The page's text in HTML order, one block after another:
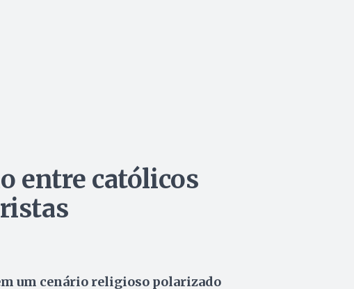
entre católicos
um cenário religioso polarizado